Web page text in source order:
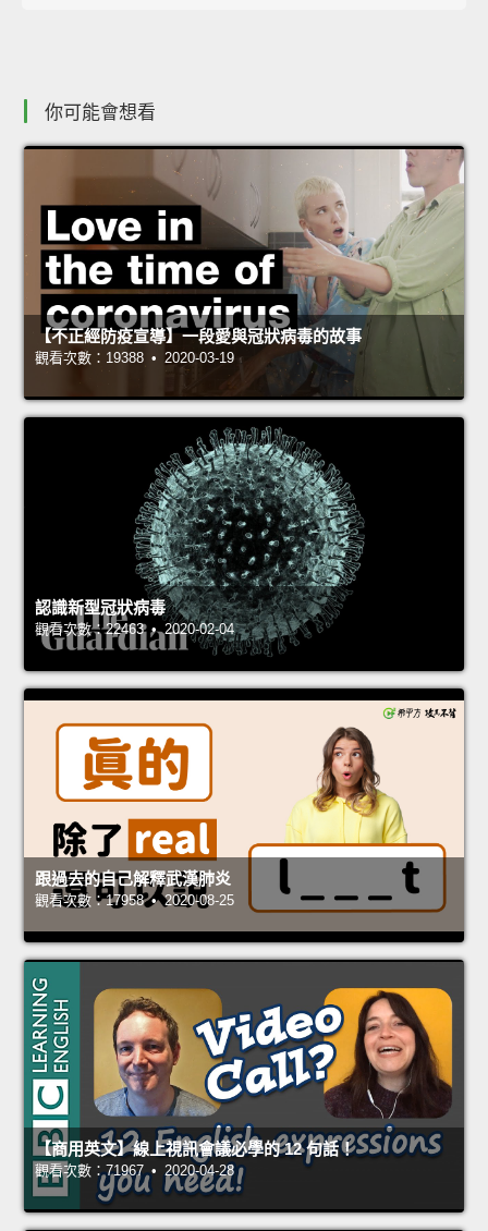
你可能會想看
【不正經防疫宣導】一段愛與冠狀病毒的故事
觀看次數：19388 • 2020-03-19
認識新型冠狀病毒
觀看次數：22463 • 2020-02-04
跟過去的自己解釋武漢肺炎
觀看次數：17958 • 2020-08-25
【商用英文】線上視訊會議必學的 12 句話！
觀看次數：71967 • 2020-04-28